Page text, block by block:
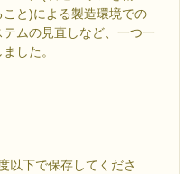
と)による製造環境での
ムの見直しなど、一つ一
した。
以下で保存してくださ